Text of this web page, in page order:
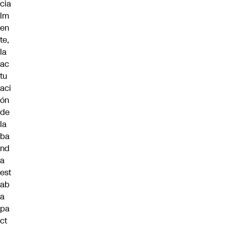
cia
lm
en
te,
la
ac
tu
aci
ón
de
la
ba
nd
a
est
ab
a
pa
ct